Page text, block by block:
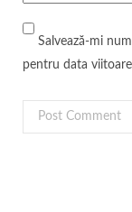
Salvează-mi
pentru data